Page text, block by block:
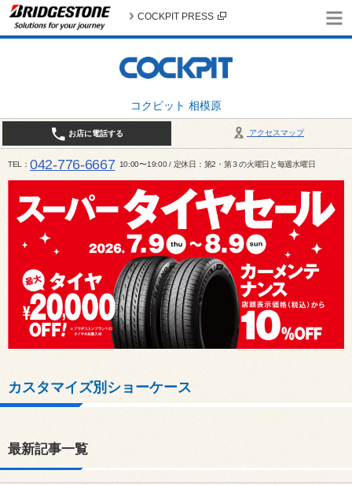
コクピット 相模原
COCKPIT PRESS
アクセスマップ
お店に電話する
TEL 042-776-6667 10:00〜19:00 / 定休日：第2・第３の火曜日と毎週水曜日
カスタマイズ別ショーケース
最新記事一覧